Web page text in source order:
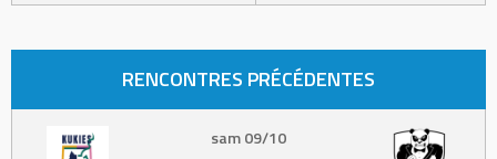
RENCONTRES PRÉCÉDENTES
sam 09/10